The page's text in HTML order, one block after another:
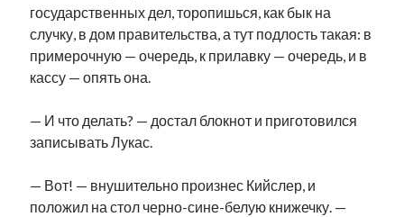
mstalnuhhin@gmail.com
Отзывы и предложения по блогу:
государственных дел, торопишься, как бык на
случку, в дом правительства, а тут подлость такая: в
примерочную — очередь, к прилавку — очередь, и в
кассу — опять она.
— И что делать? — достал блокнот и приготовился
записывать Лукас.
— Вот! — внушительно произнес Кийслер, и
положил на стол черно-сине-белую книжечку. —